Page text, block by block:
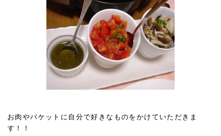
お肉やバケットに自分で好きなものをかけていただきま
す！！